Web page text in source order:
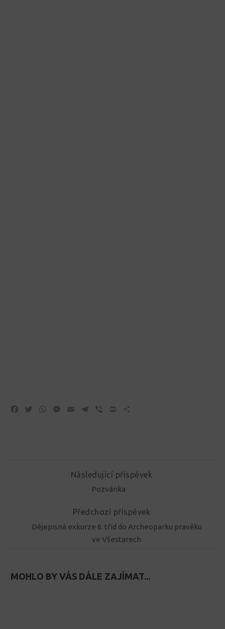
Facebook
TwitterWhatsApp
Messenger
Email Telegram
Viber Print
Následující příspěvek
Pozvánka
Předchozí příspěvek
Dějepisná exkurze 6. tříd do Archeoparku pravěku
ve Všestarech
MOHLO BY VÁS DÁLE ZAJÍMAT...